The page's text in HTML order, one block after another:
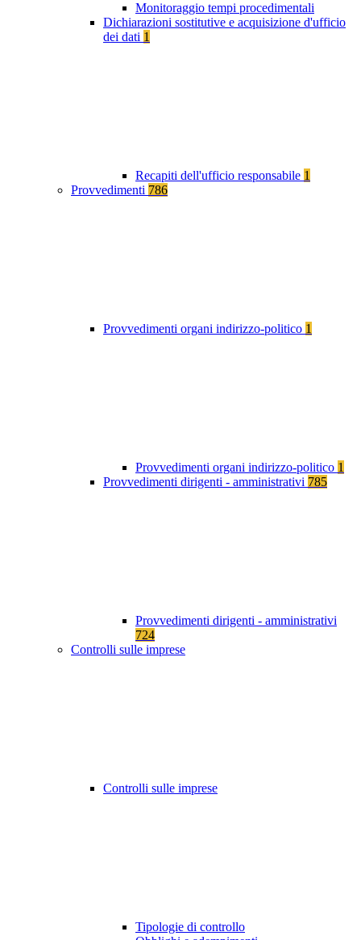
Monitoraggio tempi procedimentali
Dichiarazioni sostitutive e acquisizione d'ufficio
dei dati 1
Recapiti dell'ufficio responsabile 1
Provvedimenti 786
Provvedimenti organi indirizzo-politico 1
Provvedimenti organi indirizzo-politico 1
Provvedimenti dirigenti - amministrativi 785
Provvedimenti dirigenti - amministrativi
724
Controlli sulle imprese
Controlli sulle imprese
Tipologie di controllo